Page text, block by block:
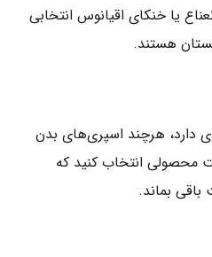
یا خنکای اقیانوس انتخابی
هستند.
دارد، هرچند اسپری‌های بدن
محصولی انتخاب کنید که
بماند.